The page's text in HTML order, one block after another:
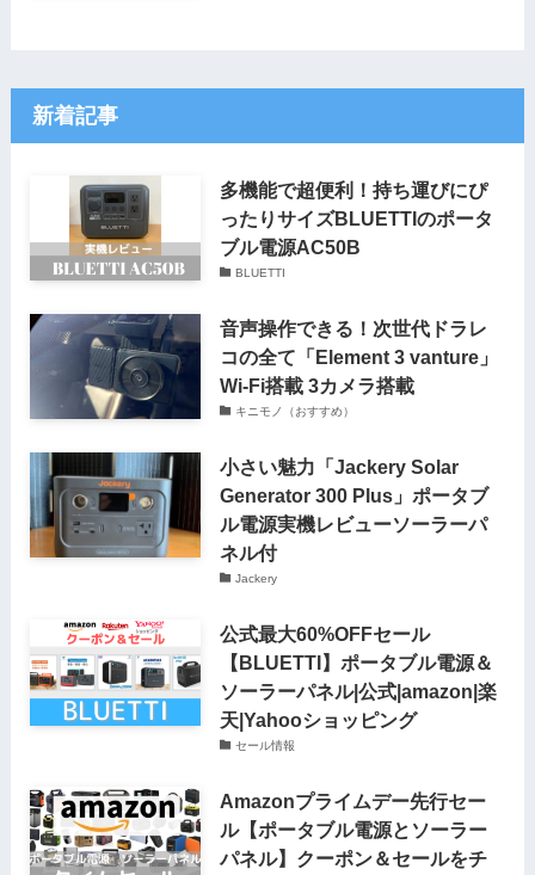
新着記事
多機能で超便利！持ち運びにぴ
ったりサイズBLUETTIのポータ
ブル電源AC50B
BLUETTI
音声操作できる！次世代ドラレ
コの全て「Element 3 vanture」
Wi-Fi搭載 3カメラ搭載
キニモノ（おすすめ）
小さい魅力「Jackery Solar
Generator 300 Plus」ポータブ
ル電源実機レビューソーラーパ
ネル付
Jackery
公式最大60%OFFセール
【BLUETTI】ポータブル電源＆
ソーラーパネル|公式|amazon|楽
天|Yahooショッピング
セール情報
Amazonプライムデー先行セー
ル【ポータブル電源とソーラー
パネル】クーポン＆セールをチ